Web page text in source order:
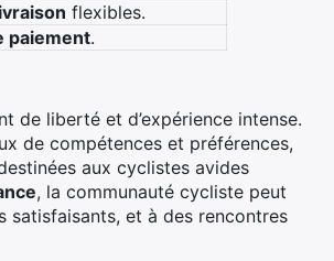
flexibles.
paiement.
de liberté et d’expérience intense.
de compétences et préférences,
aux cyclistes avides
, la communauté cycliste peut
satisfaisants, et à des rencontres